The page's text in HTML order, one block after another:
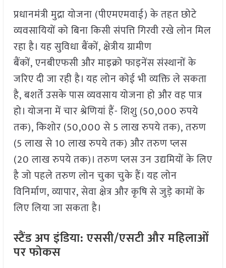
प्रधानमंत्री मुद्रा योजना (पीएमएमवाई) के तहत छोटे
व्यवसायियों को बिना किसी संपत्ति गिरवी रखे लोन मिल
रहा है। यह सुविधा बैंकों, क्षेत्रीय ग्रामीण
बैंकों, एनबीएफसी और माइक्रो फाइनेंस संस्थानों के
जरिए दी जा रही है। यह लोन कोई भी व्यक्ति ले सकता
है, बशर्ते उसके पास व्यवसाय योजना हो और वह पात्र
हो। योजना में चार श्रेणियां हैं- शिशु (50,000 रुपये
तक), किशोर (50,000 से 5 लाख रुपये तक), तरुण
(5 लाख से 10 लाख रुपये तक) और तरुण प्लस
(20 लाख रुपये तक)। तरुण प्लस उन उद्यमियों के लिए
है जो पहले तरुण लोन चुका चुके हैं। यह लोन
विनिर्माण, व्यापार, सेवा क्षेत्र और कृषि से जुड़े कामों के
लिए लिया जा सकता है।
स्टैंड अप इंडिया: एससी/एसटी और महिलाओं
पर फोकस